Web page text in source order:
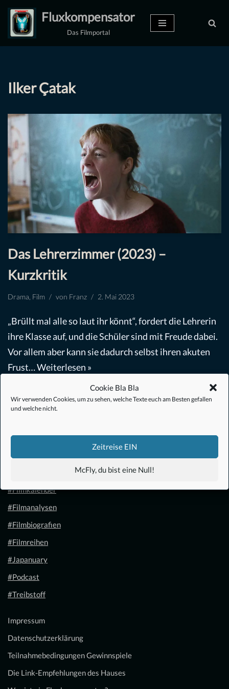
Cookie Bla Bla
Wir verwenden Cookies, um zu sehen, welche Texte euch am Besten gefallen
und welche nicht.
Zeitreise EIN
McFly, du bist eine Null!
Zum
Inhalt
Fluxkompensator
Das Filmportal
Ilker Çatak
Das Lehrerzimmer (2023) –
Kurzkritik
Drama Film von Franz 2. Mai 2023
„Brüllt mal alle so laut ihr könnt“, fordert die Lehrerin
ihre Klasse auf, und die Schüler sind mit Freude dabei.
Vor allem aber kann sie dadurch selbst ihren akuten
Frust…Weiterlesen »
#Anime
#Filmkalender
#Filmanalysen
#Filmbiografien
#Filmreihen
#Japanuary
#Podcast
#Treibstoff
Impressum
Datenschutzerklärung
Teilnahmebedingungen Gewinnspiele
Die Link-Empfehlungen des Hauses